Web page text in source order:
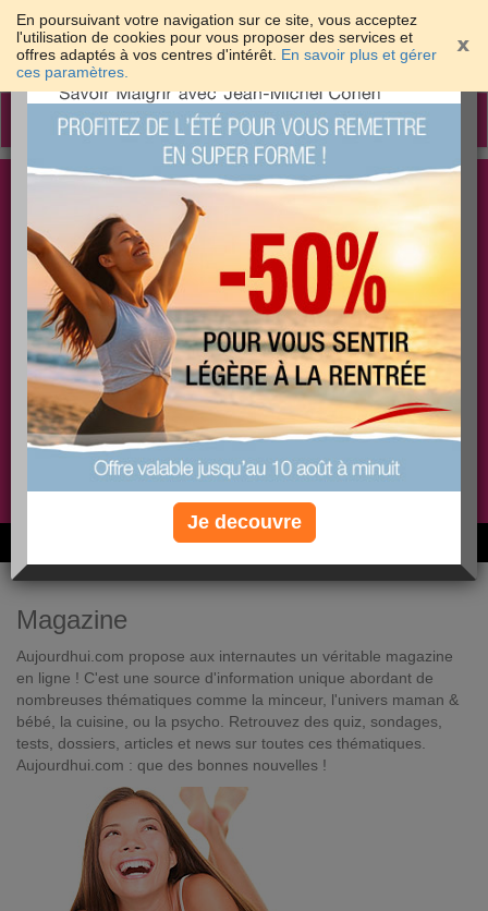
En poursuivant votre navigation sur ce site, vous acceptez
l'utilisation de cookies pour vous proposer des services et
offres adaptés à vos centres d'intérêt. En savoir plus et gérer
ces paramètres.
Toggle
Les meilleures solutions pour maigrir et être bien
dans sa peau
PLUS
EFFICACE
PLUS
SANTÉ
PLUS
COACHING
Non, je préfère le régime gratuit
6M de personnes ont maigri et réappris à manger avec nous
Magazine
Aujourdhui.com propose aux internautes un véritable magazine
en ligne ! C'est une source d'information unique abordant de
nombreuses thématiques comme la minceur, l'univers maman &
bébé, la cuisine, ou la psycho. Retrouvez des quiz, sondages,
tests, dossiers, articles et news sur toutes ces thématiques.
Aujourdhui.com : que des bonnes nouvelles !
×
Je decouvre